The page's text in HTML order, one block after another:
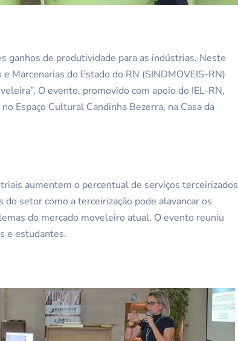
de produtividade para as indústrias. Neste
Marcenarias do Estado do RN (SINDMOVEIS-RN)
O evento, promovido com apoio do IEL-RN,
Espaço Cultural Candinha Bezerra, na Casa da
aumentem o percentual de serviços terceirizados
setor como a terceirização pode alavancar os
do mercado moveleiro atual. O evento reuniu
e estudantes.